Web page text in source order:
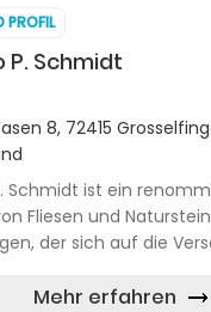
PROFIL
P. Schmidt
8, 72415
Schmidt ist ein
Fliesen und
der sich auf die
bietet eine beei...
Mehr erfahren